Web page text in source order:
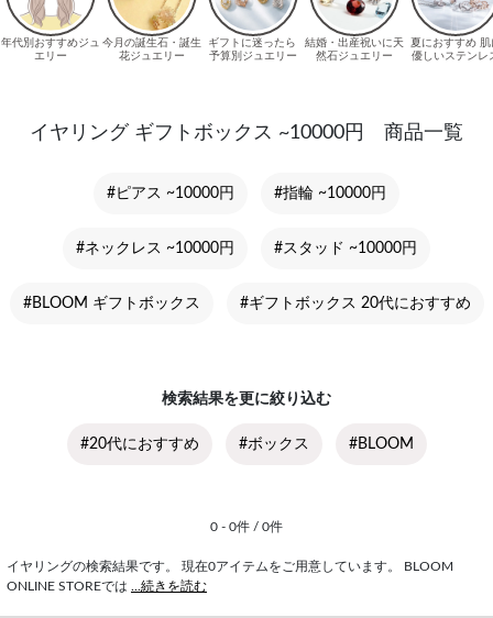
イヤリング ギフトボックス ~10000円 商品一覧
#ピアス ~10000円 #指輪 ~10000円
#ネックレス ~10000円 #スタッド ~10000円
#BLOOM ギフトボックス #ギフトボックス 20代におすすめ
検索結果を更に絞り込む
#20代におすすめ #ボックス #BLOOM
0 - 0件 / 0件
イヤリングの検索結果です。 現在0アイテムをご用意しています。 BLOOM
ONLINE STOREでは ...続きを読む